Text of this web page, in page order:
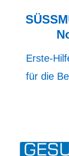
springen
Erste-
für die